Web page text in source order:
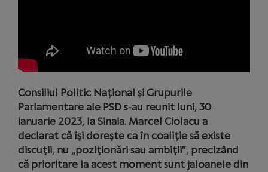
Consiliul Politic Național și Grupurile
Parlamentare ale PSD s-au reunit luni, 30
ianuarie 2023, la Sinaia. Marcel Ciolacu a
declarat că îşi doreşte ca în coaliţie să existe
discuţii, nu „poziţionări sau ambiţii”, precizând
că prioritare la acest moment sunt jaloanele din